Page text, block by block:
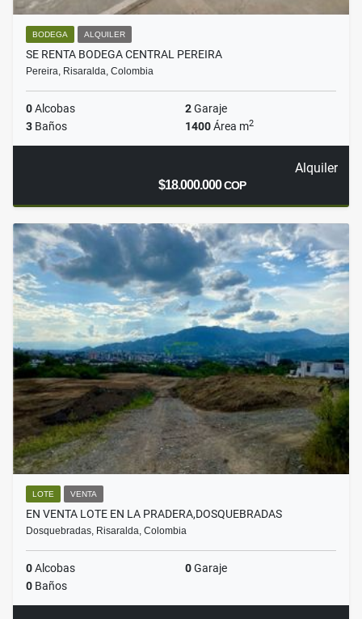
BODEGA ALQUILER
SE RENTA BODEGA CENTRAL PEREIRA
Pereira, Risaralda, Colombia
0Alcobas 2Garaje
3 Baños 1400Área m2
Alquiler
$18.000.000COP
LOTE VENTA
EN VENTA LOTE EN LA PRADERA,DOSQUEBRADAS
Dosquebradas, Risaralda, Colombia
0Alcobas 0Garaje
0 Baños